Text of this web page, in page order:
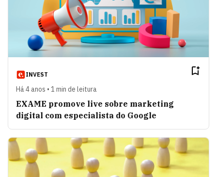
INVEST
Há 4 anos • 1 min de leitura
EXAME promove live sobre marketing
digital com especialista do Google